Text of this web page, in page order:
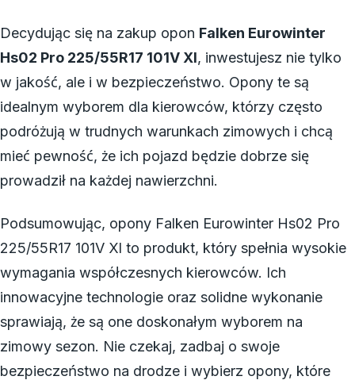
Decydując się na zakup opon Falken Eurowinter
Hs02 Pro 225/55R17 101V Xl, inwestujesz nie tylko
w jakość, ale i w bezpieczeństwo. Opony te są
idealnym wyborem dla kierowców, którzy często
podróżują w trudnych warunkach zimowych i chcą
mieć pewność, że ich pojazd będzie dobrze się
prowadził na każdej nawierzchni.
Podsumowując, opony Falken Eurowinter Hs02 Pro
225/55R17 101V Xl to produkt, który spełnia wysokie
wymagania współczesnych kierowców. Ich
innowacyjne technologie oraz solidne wykonanie
sprawiają, że są one doskonałym wyborem na
zimowy sezon. Nie czekaj, zadbaj o swoje
bezpieczeństwo na drodze i wybierz opony, które